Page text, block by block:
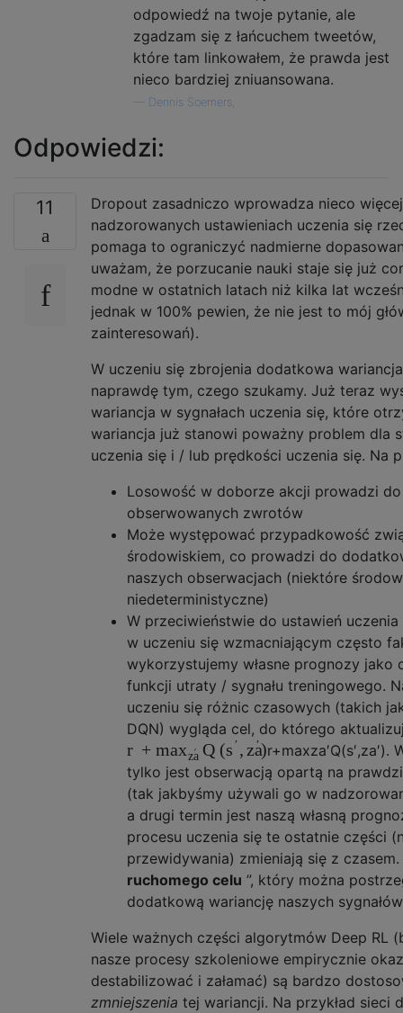
odpowiedź na twoje pytanie, ale
zgadzam się z łańcuchem tweetów,
które tam linkowałem, że prawda jest
nieco bardziej zniuansowana.
Dennis Soemers,
Odpowiedzi:
11
Dropout zasadniczo wprowadza nieco
nadzorowanych ustawieniach uczenia się
pomaga to ograniczyć nadmierne
uważam, że porzucanie nauki staje się już
modne w ostatnich latach niż kilka lat
jednak w 100% pewien, że nie jest to mój
zainteresowań).
W uczeniu się zbrojenia dodatkowa
naprawdę tym, czego szukamy. Już teraz
wariancja w sygnałach uczenia się, które
wariancja już stanowi poważny problem dla
uczenia się i / lub prędkości uczenia się. Na
Losowość w doborze akcji prowadzi
obserwowanych zwrotów
Może występować przypadkowość
środowiskiem, co prowadzi do
naszych obserwacjach (niektóre
niedeterministyczne)
W przeciwieństwie do ustawień
w uczeniu się wzmacniającym często
wykorzystujemy własne prognozy jako
funkcji utraty / sygnału treningowego.
uczeniu się różnic czasowych (takich
DQN) wygląda cel, do którego
r + maxza
′ Q (s ′ , za
′)r+maxza′Q(s′,za′).
tylko jest obserwacją opartą na
(tak jakbyśmy używali go w
a drugi termin jest naszą własną
procesu uczenia się te ostatnie części
przewidywania) zmieniają się z
ruchomego celu ”, który można
dodatkową wariancję naszych
Wiele ważnych części algorytmów Deep RL
nasze procesy szkoleniowe empirycznie
destabilizować i załamać) są bardzo
zmniejszenia tej wariancji. Na przykład sieci